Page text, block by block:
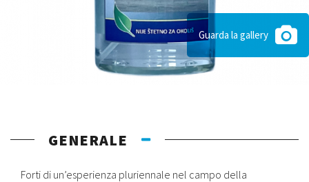
Guarda la gallery
GENERALE
Forti di un’esperienza pluriennale nel campo della